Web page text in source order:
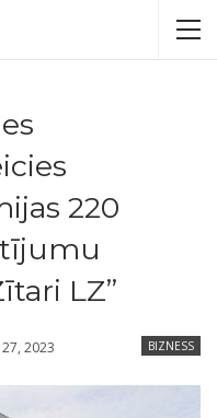
220
LZ”
BIZNESS
2023